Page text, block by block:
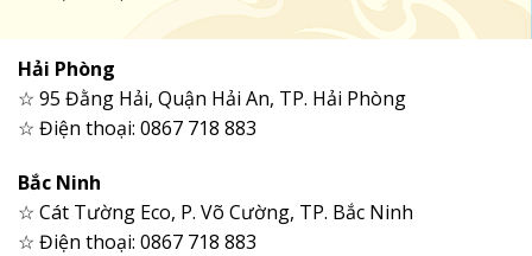
Hải Phòng
☆ 95 Đằng Hải, Quận Hải An, TP. Hải Phòng
☆ Điện thoại: 0867 718 883
Bắc Ninh
☆ Cát Tường Eco, P. Võ Cường, TP. Bắc Ninh
☆ Điện thoại: 0867 718 883